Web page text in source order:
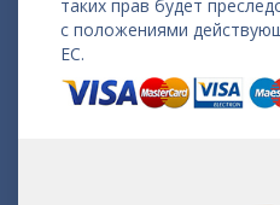
таких прав будет
с положениями
ЕС.